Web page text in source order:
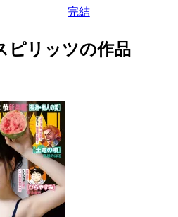
完結
ピリッツの作品